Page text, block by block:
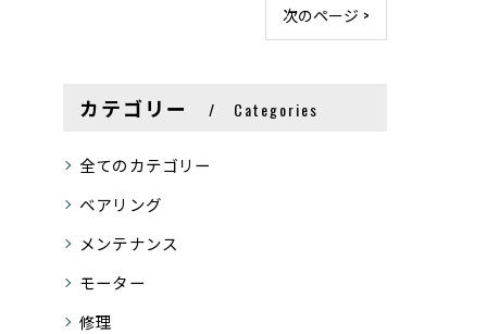
次のページ >
カテゴリー Categories
全てのカテゴリー
ベアリング
メンテナンス
モーター
修理